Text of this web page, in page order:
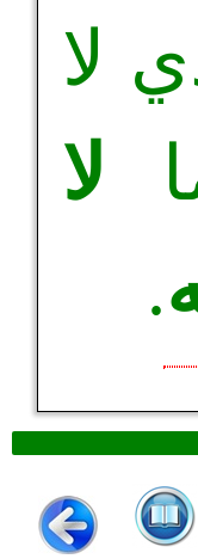
لا
لا
.